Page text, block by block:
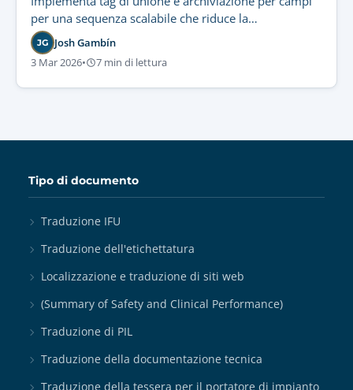
per una sequenza scalabile che riduce la
manutenzione e garantisce coerenza globale.
JG Josh Gambín
3 Mar 2026• 7 min di lettura
Tipo di documento
Traduzione IFU
Traduzione dell'etichettatura
Localizzazione e traduzione di siti web
(Summary of Safety and Clinical Performance)
Traduzione di PIL
Traduzione della documentazione tecnica
Traduzione della tessera per il portatore di impianto